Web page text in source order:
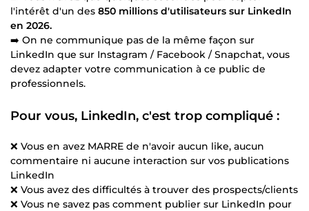
l'intérêt d'un des 850 millions d'utilisateurs sur LinkedIn
en 2026.
➡️ On ne communique pas de la même façon sur
LinkedIn que sur Instagram / Facebook / Snapchat, vous
devez adapter votre communication à ce public de
professionnels.
Pour vous, LinkedIn, c'est trop compliqué :
❌ Vous en avez MARRE de n'avoir aucun like, aucun
commentaire ni aucune interaction sur vos publications
LinkedIn
❌ Vous avez des difficultés à trouver des prospects/clients
❌ Vous ne savez pas comment publier sur LinkedIn pour